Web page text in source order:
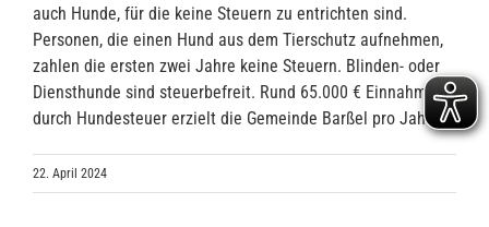
auch Hunde, für die keine Steuern zu entrichten sind.
Personen, die einen Hund aus dem Tierschutz aufnehmen,
zahlen die ersten zwei Jahre keine Steuern. Blinden- oder
Diensthunde sind steuerbefreit. Rund 65.000 € Einnahmen
durch Hundesteuer erzielt die Gemeinde Barßel pro Jahr.
22. April 2024